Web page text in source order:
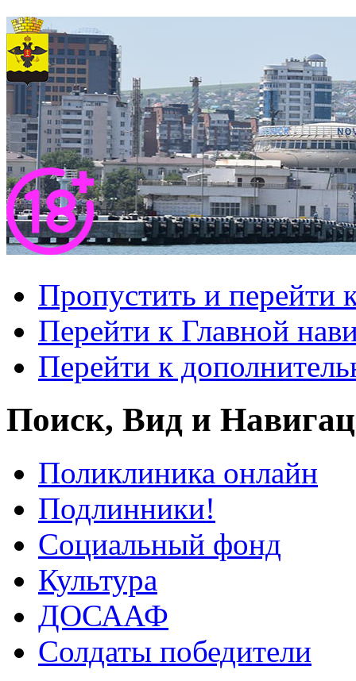
Пропустить и перейти
Перейти к Главной
Перейти к
Поиск, Вид и
Поликлиника онлайн
Подлинники!
Социальный фонд
Культура
ДОСААФ
Солдаты победители